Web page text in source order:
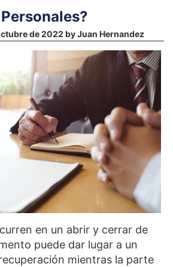
de 2022 byJuan Hernandez
en un abrir y cerrar de
puede dar lugar a un
mientras la parte